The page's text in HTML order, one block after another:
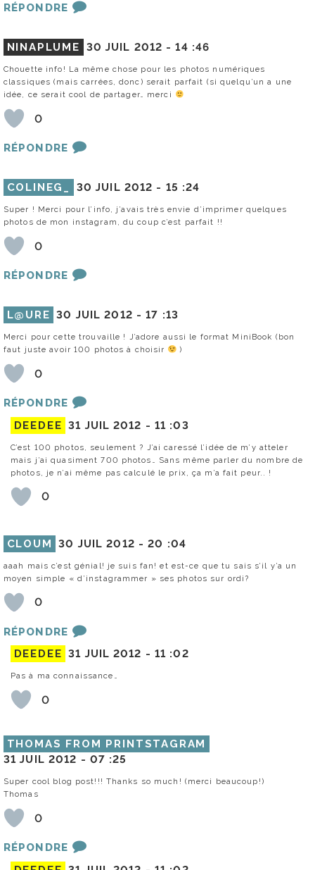
RÉPONDRE
NINAPLUME 30 JUIL 2012 -14 :46
Chouette info! La même chose pour les photos numériques
classiques (mais carrées, donc) serait parfait (si quelqu’un a une
idée, ce serait cool de partager… merci
0
RÉPONDRE
COLINEG_ 30 JUIL 2012 - 15 :24
Super ! Merci pour l’info, j’avais très envie d’imprimer quelques
photos de mon instagram, du coup c’est parfait !!
0
RÉPONDRE
L@URE 30 JUIL 2012 -17 :13
Merci pour cette trouvaille ! J’adore aussi le format MiniBook (bon
faut juste avoir 100 photos à choisir
)
0
RÉPONDRE
DEEDEE 31 JUIL 2012 - 11 :03
C’est 100 photos, seulement ? J’ai caressé l’idée de m’y atteler
mais j’ai quasiment 700 photos… Sans même parler du nombre de
photos, je n’ai même pas calculé le prix, ça m’a fait peur.. !
0
CLOUM 30 JUIL 2012 -20 :04
aaah mais c’est génial! je suis fan! et est-ce que tu sais s’il y’a un
moyen simple « d’instagrammer » ses photos sur ordi?
0
RÉPONDRE
DEEDEE 31 JUIL 2012 - 11 :02
Pas à ma connaissance…
0
THOMAS FROM PRINTSTAGRAM
31 JUIL 2012 - 07 :25
Super cool blog post!!! Thanks so much! (merci beaucoup!)
Thomas
0
RÉPONDRE